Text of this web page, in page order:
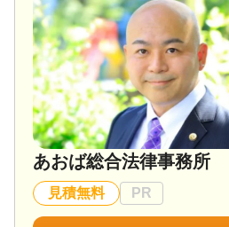
あおば総合法律事務所
見積無料 PR